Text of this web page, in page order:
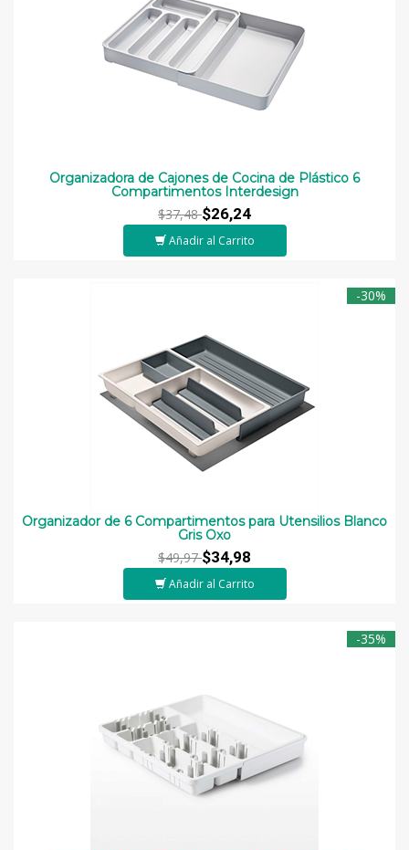
Organizadora de Cajones de Cocina de Plástico 6
Compartimentos Interdesign
$37,48$26,24
Añadir al Carrito
-30%
Organizador de 6 Compartimentos para Utensilios Blanco
Gris Oxo
$49,97$34,98
Añadir al Carrito
-35%